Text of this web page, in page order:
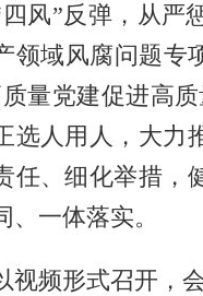
四风”反弹，从严
领域风腐问题专
质量党建促进高
选人用人，大力
任、细化举措，
、一体落实。
视频形式召开，